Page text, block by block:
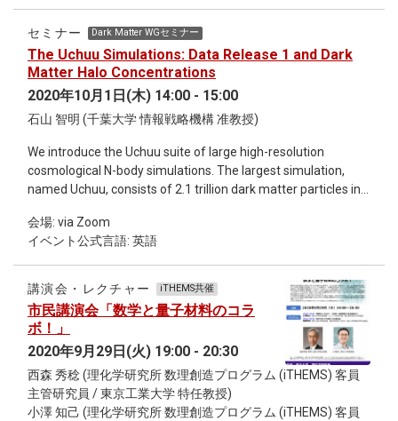
part of my talk. I also hope that this will lead to a good
exchange among us, especially between physicists and
like to explain where an integrable lattice model may come
from, especially for people in the physics background. I will
show a certain class of integrable lattice models is realized
by Wilson-’t Hooft lines in 4d quiver gauge theories. I will also
brane configurations in string theory. String dualities allow us
to relate the original 4d setups to 4d partially topological
Chern-Simons theory, which is a partial TQFT and generates
integrable lattice models. Please contact Keita Mikami's mail
address to get access to the Zoom meeting room.
セミナー Dark Matter WGセミナー
The Uchuu Simulations: Data Release 1 and Dark
Matter Halo Concentrations
2020年10月1日(木) 14:00 - 15:00
石山 智明 (千葉大学 情報戦略機構 准教授)
We introduce the Uchuu suite of large high-resolution
cosmological N-body simulations. The largest simulation,
named Uchuu, consists of 2.1 trillion dark matter particles in a
Shin-Uchuu, consists of 262 billion particles in a box of 140
Mpc/h. Combining these simulations we can follow the
evolution of dark matter haloes (and subhaloes) spanning
from dwarf galaxies to massive galaxy cluster hosts. We
present basic statistics, dark matter power spectra and halo
(subhalo) mass function, to demonstrate the huge dynamic
range and superb statistics of the Uchuu simulations. From
the analysis of the evolution of the power spectra we
conclude that our simulations are accurate enough from the
Baryon Acoustic Oscillations up to very small scales. We also
provide parameters of a mass-concentration model, which
会場: via Zoom
イベント公式言語: 英語
講演会・レクチャー iTHEMS共催
市民講演会「数学と量子材料のコラ
ボ！」
2020年9月29日(火) 19:00 - 20:30
西森 秀稔 (理化学研究所 数理創造プログラム (iTHEMS) 客員
主管研究員 / 東京工業大学 特任教授)
小澤 知己 (理化学研究所 数理創造プログラム (iTHEMS) 客員